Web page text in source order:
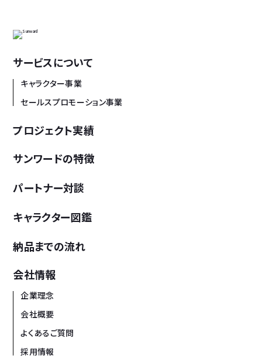
サービスについて
キャラクター事業
セールスプロモーション事業
プロジェクト実績
サンワードの特徴
パートナー対談
キャラクター図鑑
納品までの流れ
会社情報
企業理念
会社概要
よくあるご質問
採用情報